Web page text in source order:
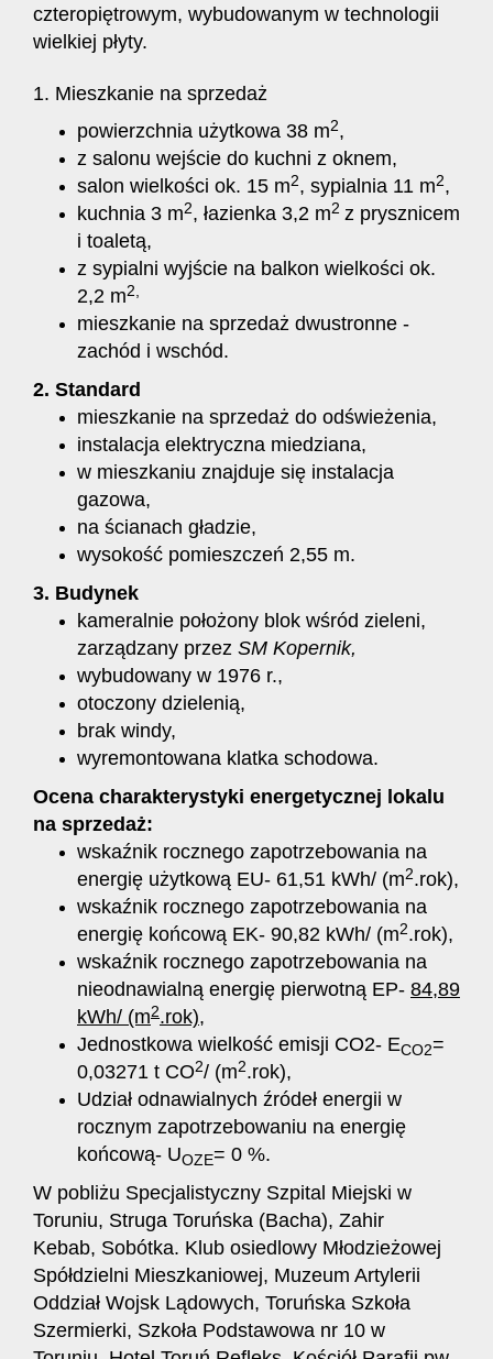
czteropiętrowym, wybudowanym w technologii
wielkiej płyty.
1. Mieszkanie na sprzedaż
powierzchnia użytkowa 38 m2,
z salonu wejście do kuchni z oknem,
salon wielkości ok. 15 m2, sypialnia 11 m2,
kuchnia 3 m2, łazienka 3,2 m2 z prysznicem
i toaletą,
z sypialni wyjście na balkon wielkości ok.
2,2 m2,
mieszkanie na sprzedaż dwustronne -
zachód i wschód.
2. Standard
mieszkanie na sprzedaż do odświeżenia,
instalacja elektryczna miedziana,
w mieszkaniu znajduje się instalacja
gazowa,
na ścianach gładzie,
wysokość pomieszczeń 2,55 m.
3. Budynek
kameralnie położony blok wśród zieleni,
zarządzany przez SM Kopernik,
wybudowany w 1976 r.,
otoczony dzielenią,
brak windy,
wyremontowana klatka schodowa.
Ocena charakterystyki energetycznej lokalu
na sprzedaż:
wskaźnik rocznego zapotrzebowania na
energię użytkową EU- 61,51 kWh/ (m2.rok),
wskaźnik rocznego zapotrzebowania na
energię końcową EK- 90,82 kWh/ (m2.rok),
wskaźnik rocznego zapotrzebowania na
nieodnawialną energię pierwotną EP- 84,89
kWh/ (m2.rok),
Jednostkowa wielkość emisji CO2- ECO2=
0,03271 t CO2/ (m2.rok),
Udział odnawialnych źródeł energii w
rocznym zapotrzebowaniu na energię
końcową- UOZE= 0 %.
W pobliżu Specjalistyczny Szpital Miejski w
Toruniu, Struga Toruńska (Bacha), Zahir
Kebab, Sobótka. Klub osiedlowy Młodzieżowej
Spółdzielni Mieszkaniowej, Muzeum Artylerii
Oddział Wojsk Lądowych, Toruńska Szkoła
Szermierki, Szkoła Podstawowa nr 10 w